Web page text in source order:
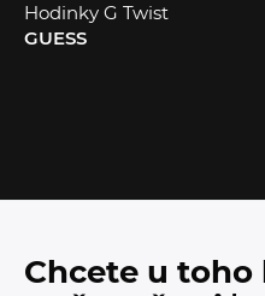
Hodinky G Twist
GUESS
Chcete u